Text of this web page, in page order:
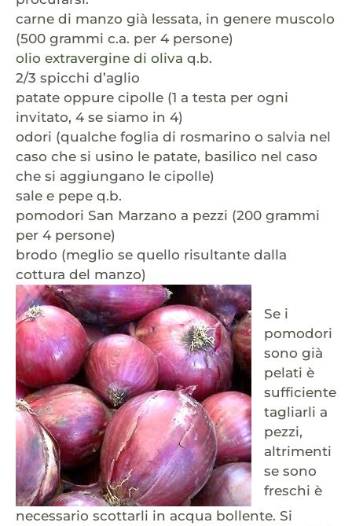
carne di manzo già lessata, in genere muscolo
(500 grammi c.a. per 4 persone)
olio extravergine di oliva q.b.
2/3 spicchi d’aglio
patate oppure cipolle (1 a testa per ogni
invitato, 4 se siamo in 4)
odori (qualche foglia di rosmarino o salvia nel
caso che si usino le patate, basilico nel caso
che si aggiungano le cipolle)
sale e pepe q.b.
pomodori San Marzano a pezzi (200 grammi
per 4 persone)
brodo (meglio se quello risultante dalla
cottura del manzo)
Se i
pomodori
sono già
pelati è
sufficiente
tagliarli a
pezzi,
altrimenti
se sono
freschi è
necessario scottarli in acqua bollente. Si